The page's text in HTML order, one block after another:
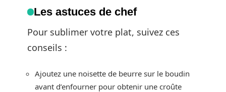
Les astuces de chef
Pour sublimer votre plat, suivez ces
conseils :
Ajoutez une noisette de beurre sur le boudin
avant d’enfourner pour obtenir une croûte